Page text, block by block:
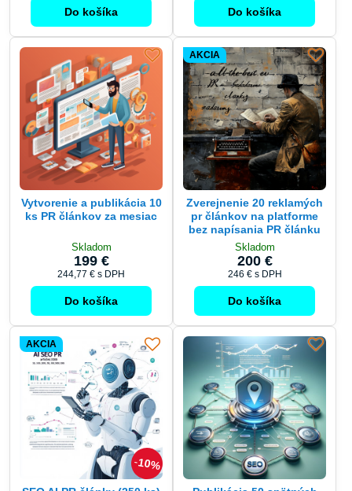
Vytvorenie a publikácia 10
199 €
244,77 €s DPH
Do košíka
AKCIA
Zverejnenie 20 reklamých
bez napísania PR článku
Skladom
200 €
246 €s DPH
Do košíka
10%
AKCIA
SEO AI PR články (250 ks)
- Napísanie, publikovanie
Publikácia 50 spätných
odkazov v PR článkoch